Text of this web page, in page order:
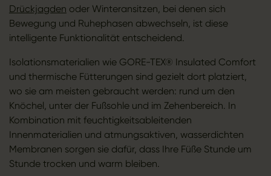
Drückjagden oder Winteransitzen, bei denen sich
Bewegung und Ruhephasen abwechseln, ist diese
intelligente Funktionalität entscheidend.
Isolationsmaterialien wie GORE-TEX® Insulated Comfort
und thermische Fütterungen sind gezielt dort platziert,
wo sie am meisten gebraucht werden: rund um den
Knöchel, unter der Fußsohle und im Zehenbereich. In
Kombination mit feuchtigkeitsableitenden
Innenmaterialien und atmungsaktiven, wasserdichten
Membranen sorgen sie dafür, dass Ihre Füße Stunde um
Stunde trocken und warm bleiben.